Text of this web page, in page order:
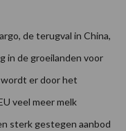
de terugval in China,
in de groeilanden voor
er door het
veel meer melk
sterk gestegen aanbod